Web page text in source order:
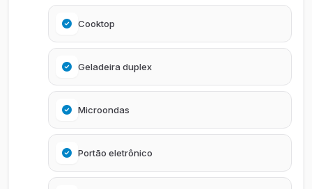
Cooktop
Geladeira duplex
Microondas
Portão eletrônico